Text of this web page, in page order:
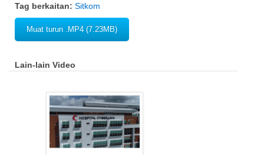
Tag berkaitan: Sitkom
Muat turun .MP4 (7.23MB)
Lain-lain Video